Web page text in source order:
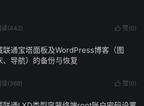
 赞(0)
读(442)
联通宝塔面板及WordPress博客（图
、导航）的备份与恢复
 赞(0)
读(368)